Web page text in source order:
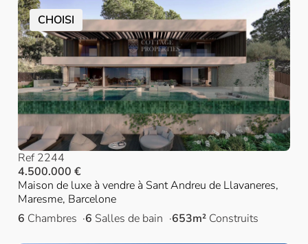
CHOISI
Ref 2244
4.500.000 €
Maison de luxe à vendre à Sant Andreu de Llavaneres,
Maresme, Barcelone
6 Chambres 6 Salles de bain 653m² Construits